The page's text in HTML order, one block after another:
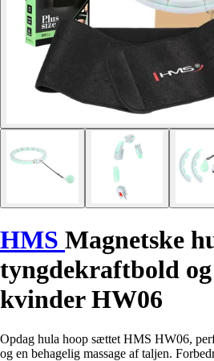
HMS Magnetske
tyngdekraftbold
kvinder HW06
Opdag hula hoop sættet HMS HW06,
og en behagelig massage af taljen.